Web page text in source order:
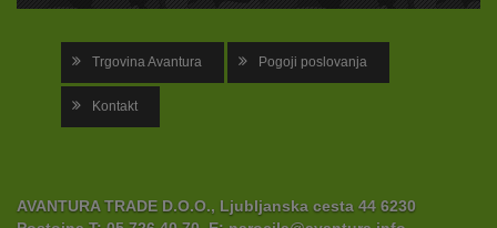
Trgovina Avantura Pogoji poslovanja
Kontakt
AVANTURA TRADE D.O.O., Ljubljanska cesta 44 6230